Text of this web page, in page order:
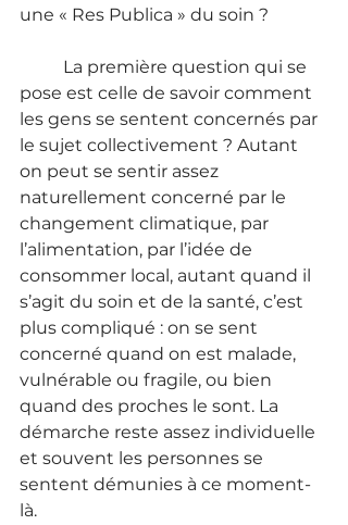
une « Res Publica » du soin ?
pose est celle de savoir comment
les gens se sentent concernés par
le sujet collectivement ? Autant
on peut se sentir assez
naturellement concerné par le
changement climatique, par
l’alimentation, par l’idée de
consommer local, autant quand il
s’agit du soin et de la santé, c’est
plus compliqué : on se sent
concerné quand on est malade,
vulnérable ou fragile, ou bien
quand des proches le sont. La
démarche reste assez individuelle
et souvent les personnes se
sentent démunies à ce moment-
là.